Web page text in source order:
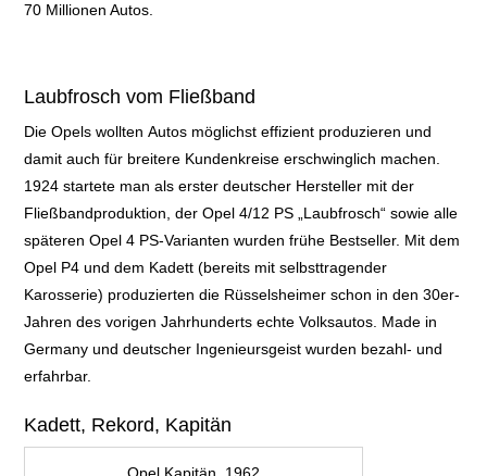
70 Millionen Autos.
Laubfrosch vom Fließband
Die Opels wolltenAutos möglichst effizient produzieren und
damit auch für breitere Kundenkreise erschwinglich machen.
1924 startete man als erster deutscher Hersteller mit der
Fließbandproduktion, der Opel 4/12 PS „Laubfrosch“ sowie alle
späteren Opel 4 PS-Varianten wurden frühe Bestseller. Mit dem
Opel P4 und dem Kadett(bereits mit selbsttragender
Karosserie) produzierten die Rüsselsheimer schon in den 30er-
Jahren des vorigen Jahrhunderts echte Volksautos. Made in
Germany unddeutscher Ingenieursgeist wurden bezahl- und
erfahrbar.
Kadett, Rekord, Kapitän
Opel Kapitän, 1962